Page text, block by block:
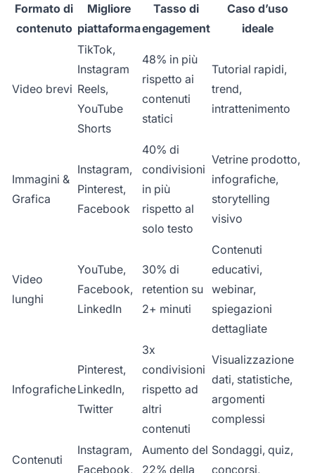
Formato di
contenuto
Migliore
piattaforma
Tasso di
engagement
Caso d’uso
ideale
Video brevi
TikTok,
Instagram
Reels,
YouTube
Shorts
48% in più
rispetto ai
contenuti
statici
Tutorial rapidi,
trend,
intrattenimento
Immagini &
Grafica
Instagram,
Pinterest,
Facebook
40% di
condivisioni
in più
rispetto al
solo testo
Vetrine prodotto,
infografiche,
storytelling
visivo
Video
lunghi
YouTube,
Facebook,
LinkedIn
30% di
retention su
2+ minuti
Contenuti
educativi,
webinar,
spiegazioni
dettagliate
Infografiche
Pinterest,
LinkedIn,
Twitter
3x
condivisioni
rispetto ad
altri
contenuti
Visualizzazione
dati, statistiche,
argomenti
complessi
Contenuti
Instagram,
Facebook,
Aumento del
22% della
Sondaggi, quiz,
concorsi,